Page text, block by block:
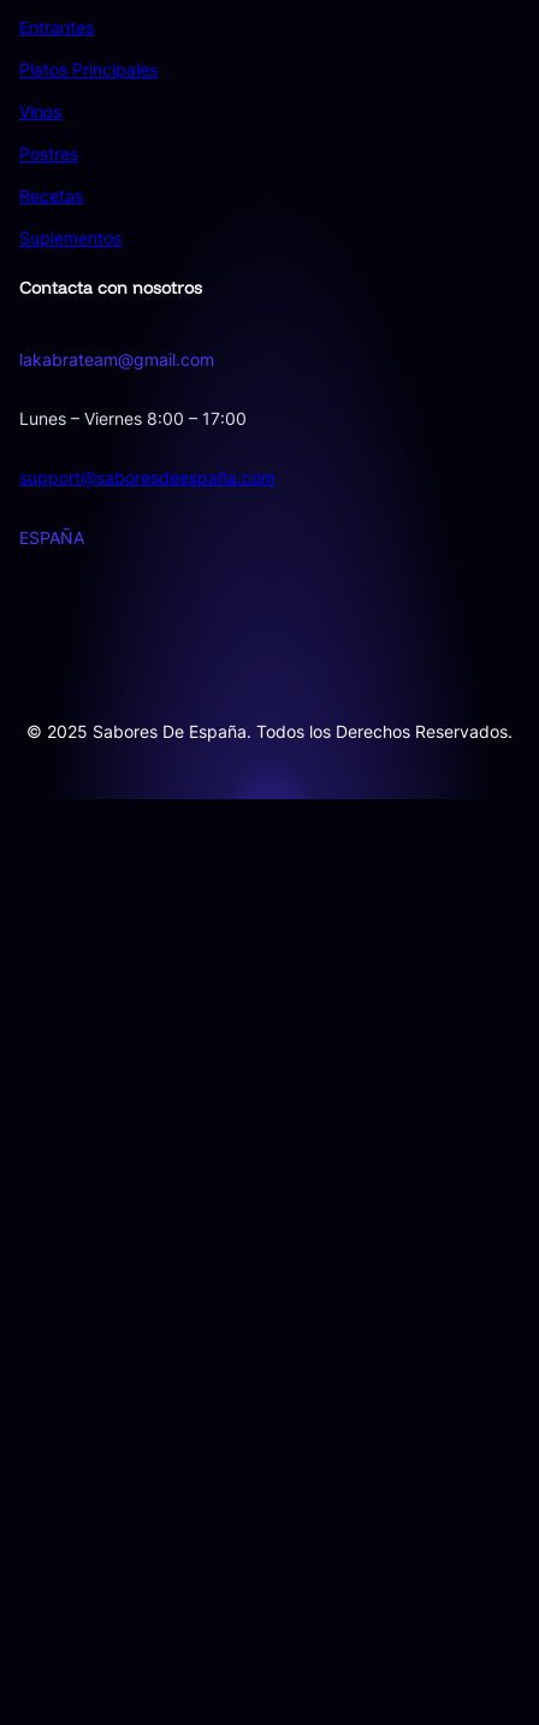
Entrantes
Platos Principales
Vinos
Postres
Recetas
Suplementos
Contacta con nosotros
lakabrateam@gmail.com
Lunes – Viernes 8:00 – 17:00
support@saboresdeespaña.com
ESPAÑA
© 2025 Sabores De España. Todos los Derechos Reservados.